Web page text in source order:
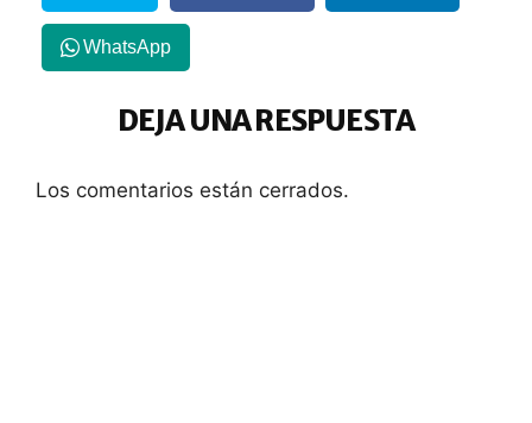
WhatsApp
DEJA UNA RESPUESTA
Los comentarios están cerrados.